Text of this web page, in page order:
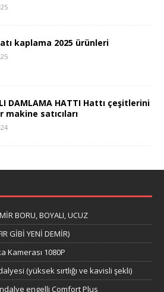
kaplama 2025 ürünleri
DAMLAMA HATTI Hattı çeşitlerini
makine satıcıları
BORU, BOYALI, UCUZ
GİBİ YENİ DEMİR)
Kamerası 1080P
(yüksek sırtlığı ve kavisli şekli)
engelli Comfort Plus